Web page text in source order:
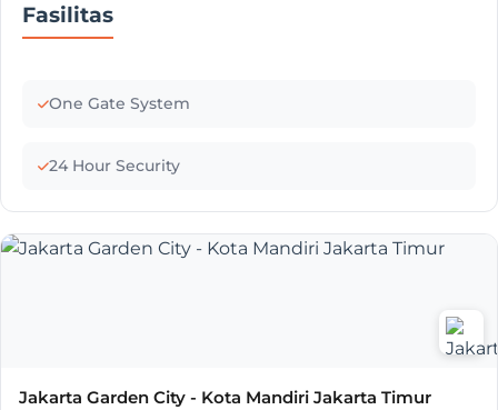
Fasilitas
One Gate System
24 Hour Security
Jakarta Garden City - Kota Mandiri Jakarta Timur